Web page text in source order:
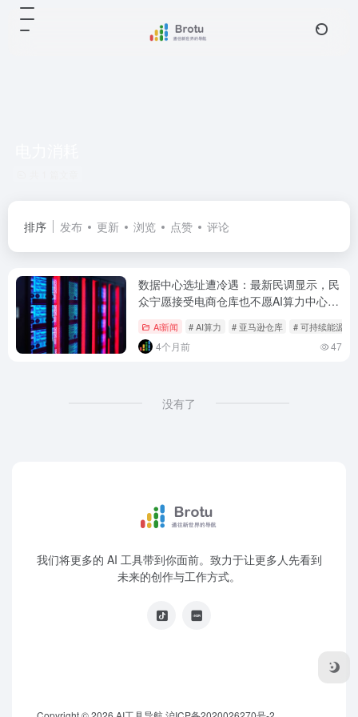
排序 发布 更新 浏览 点赞 评论
数据中心选址遭冷遇：最新民调显示，民
众宁愿接受电商仓库也不愿AI算力中心建
Ai新闻 # AI算力 # 亚马逊仓库 # 可持续能源
4个月前 47
没有了
我们将更多的 AI 工具带到你面前。致力于让更多人先看到
未来的创作与工作方式。